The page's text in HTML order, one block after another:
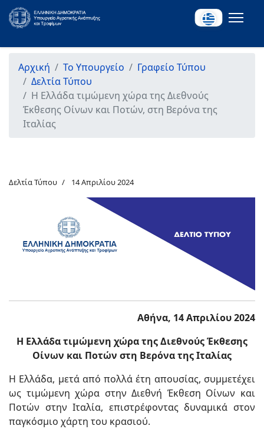
Αρχική Το Υπουργείο
Γραφείο Τύπου
Δελτία Τύπου
Η Ελλάδα τιμώμενη χώρα της Διεθνούς
Έκθεσης Οίνων και Ποτών, στη Βερόνα της
Ιταλίας
Δελτία Τύπου 14 Απριλίου 2024
Αθήνα, 14Απριλίου 2024
Η Ελλάδα τιμώμενη χώρα της Διεθνούς Έκθεσης
Οίνων και Ποτών στη Βερόνα της Ιταλίας
Η Ελλάδα, μετά από πολλά έτη απουσίας, συμμετέχει
ως τιμώμενη χώρα στην Διεθνή Έκθεση Οίνων και
Ποτών στην Ιταλία, επιστρέφοντας δυναμικά στον
παγκόσμιο χάρτη του κρασιού.